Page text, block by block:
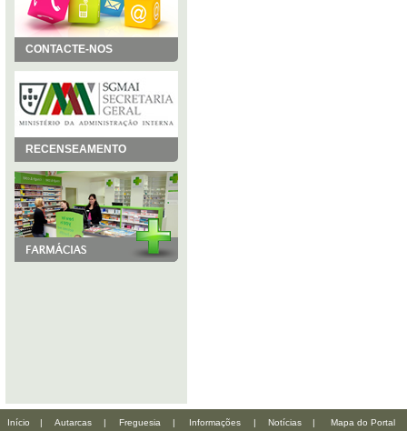
CONTACTE-NOS
RECENSEAMENTO
Início | Autarcas | Freguesia | Informações | Notícias | Mapa do Portal